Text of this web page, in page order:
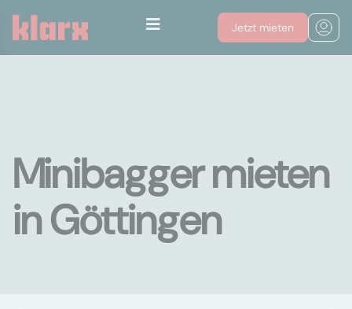
Jetzt mieten
Minibagger mieten
in Göttingen